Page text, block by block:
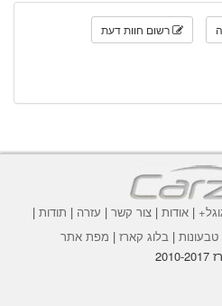
רשום חוות דעת
|אודות |צור קשר | עזרה | תודות |
| בלוג קארז | מפת אתר